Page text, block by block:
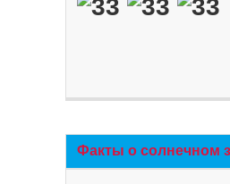
Факты о солнечном